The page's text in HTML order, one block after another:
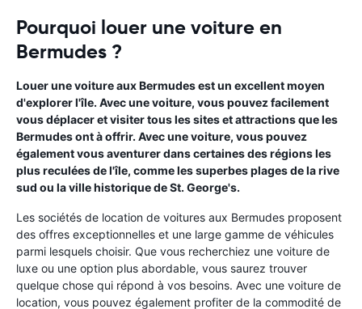
Pourquoi louer une voiture en
Bermudes ?
Louer une voiture aux Bermudes est un excellent moyen
d'explorer l'île. Avec une voiture, vous pouvez facilement
vous déplacer et visiter tous les sites et attractions que les
Bermudes ont à offrir. Avec une voiture, vous pouvez
également vous aventurer dans certaines des régions les
plus reculées de l'île, comme les superbes plages de la rive
sud ou la ville historique de St. George's.
Les sociétés de location de voitures aux Bermudes proposent
des offres exceptionnelles et une large gamme de véhicules
parmi lesquels choisir. Que vous recherchiez une voiture de
luxe ou une option plus abordable, vous saurez trouver
quelque chose qui répond à vos besoins. Avec une voiture de
location, vous pouvez également profiter de la commodité de